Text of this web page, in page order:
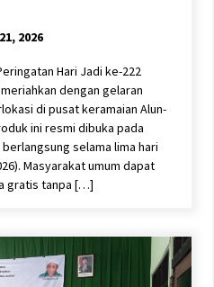
2026
Hari Jadi ke-222
dengan gelaran
di pusat keramaian Alun-
ini resmi dibuka pada
selama lima hari
Masyarakat umum dapat
gratis tanpa […]